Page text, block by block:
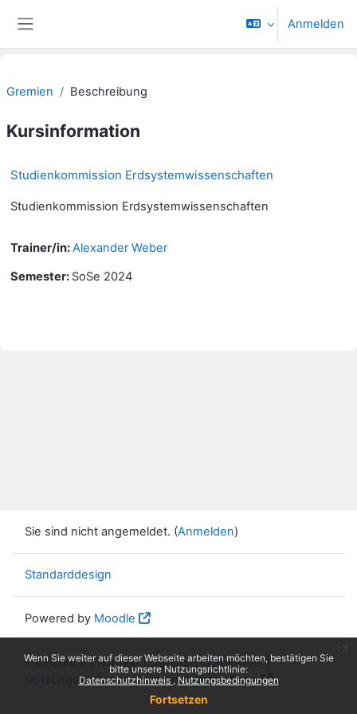
Wenn Sie weiter auf dieser Webseite arbeiten möchten, bestätigen Sie
bitte unsere Nutzungsrichtlinie:
Datenschutzhinweis
Nutzungsbedingungen
Fortsetzen
Anmelden
Gremien Beschreibung
Kursinformation
Studienkommission Erdsystemwissenschaften
Studienkommission Erdsystemwissenschaften
Trainer/in:Alexander Weber
Semester: SoSe 2024
Sie sind nicht angemeldet. (Anmelden)
Standarddesign
Powered by Moodle
Impressum|Kontakt|Datenschutzhinweis|
Nutzungsbedingungen|Knowledge Base